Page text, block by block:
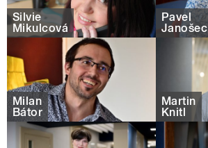
Silvie
Mikulcová
Pavel
Janošec
Milan
Bátor
Martin
Knitl